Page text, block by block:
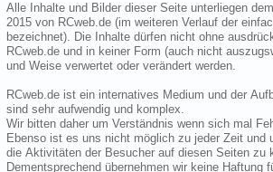
Alle Inhalte und Bilder dieser Seite unterliegen
2015 von RCweb.de (im weiteren Verlauf der
bezeichnet). Die Inhalte dürfen nicht ohne
RCweb.de und in keiner Form (auch nicht
und Weise verwertet oder verändert werden.
RCweb.de ist ein internatives Medium und der
sind sehr aufwendig und komplex.
Wir bitten daher um Verständnis wenn sich mal
Ebenso ist es uns nicht möglich zu jeder Zeit und
die Aktivitäten der Besucher auf diesen Seiten zu
Dementsprechend übernehmen wir keine Haftung